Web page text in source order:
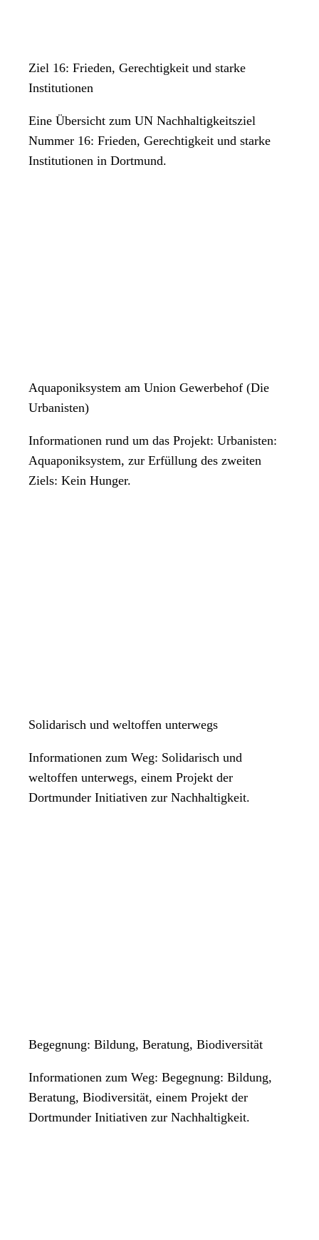
Ziel 16: Frieden, Gerechtigkeit und starke
Institutionen
Eine Übersicht zum UN Nachhaltigkeitsziel
Nummer 16: Frieden, Gerechtigkeit und starke
Institutionen in Dortmund.
Aquaponiksystem am Union Gewerbehof (Die
Urbanisten)
Informationen rund um das Projekt: Urbanisten:
Aquaponiksystem, zur Erfüllung des zweiten
Ziels: Kein Hunger.
Solidarisch und weltoffen unterwegs
Informationen zum Weg: Solidarisch und
weltoffen unterwegs, einem Projekt der
Dortmunder Initiativen zur Nachhaltigkeit.
Begegnung: Bildung, Beratung, Biodiversität
Informationen zum Weg: Begegnung: Bildung,
Beratung, Biodiversität, einem Projekt der
Dortmunder Initiativen zur Nachhaltigkeit.